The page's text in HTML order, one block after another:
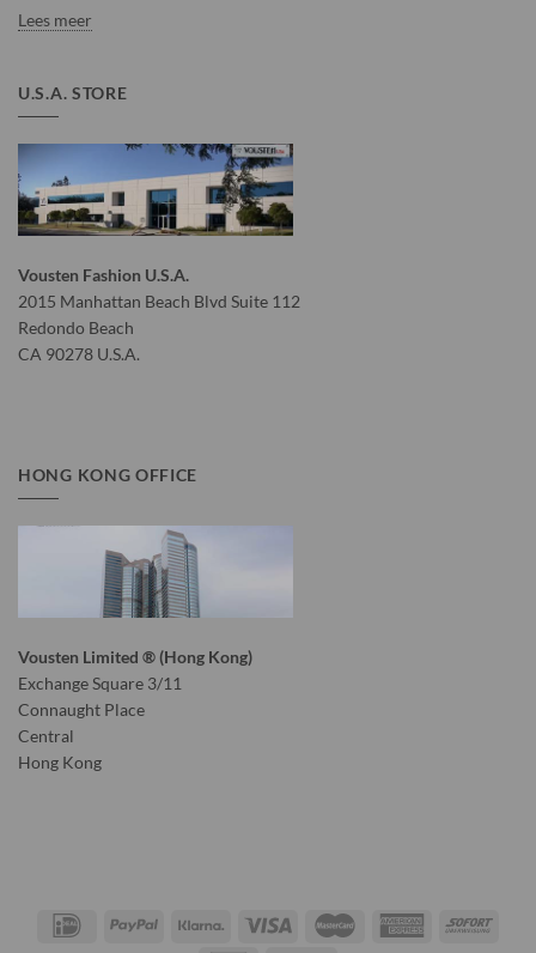
Lees meer
U.S.A. STORE
Vousten Fashion U.S.A.
2015 Manhattan Beach Blvd Suite 112
Redondo Beach
CA 90278 U.S.A.
HONG KONG OFFICE
Vousten Limited ® (Hong Kong)
Exchange Square 3/11
Connaught Place
Central
Hong Kong